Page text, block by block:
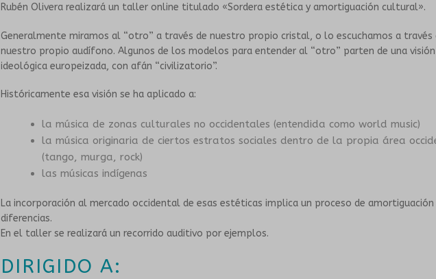
Rubén Olivera realizará un taller online titulado «Sordera estética y amortiguación cultural».
Generalmente miramos al “otro” a través de nuestro propio cristal, o lo escuchamos a través
nuestro propio audífono. Algunos de los modelos para entender al “otro” parten de una visión
ideológica europeizada, con afán “civilizatorio”.
Históricamente esa visión se ha aplicado a:
la música de zonas culturales no occidentales (entendida como world music)
la música originaria de ciertos estratos sociales dentro de la propia área
(tango, murga, rock)
las músicas indígenas
La incorporación al mercado occidental de esas estéticas implica un proceso de amortiguación
diferencias.
En el taller se realizará un recorrido auditivo por ejemplos.
DIRIGIDO A: